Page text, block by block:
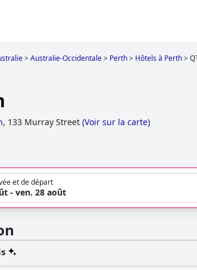
>Australie-Occidentale> Perth> Hôtels à Perth>
, 133 Murray Street (Voir sur la carte)
et de départ
- ven. 28 août